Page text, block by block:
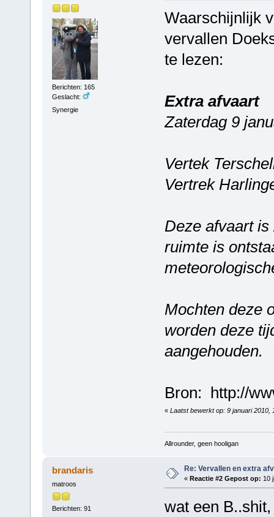
Berichten: 165
Geslacht:
Synergie
Waarschijnlijk
vervallen
te lezen:
Extra afvaart
Zaterdag 9
Vertek
Vertrek
Deze afvaart
ruimte is
Mochten deze
worden deze
aangehouden.
Bron: http://
« Laatst bewerkt op: 9 januari 2010,
Allrounder, geen hooligan
brandaris
matroos
Berichten: 91
Re: Vervallen en extra
« Reactie #2 Gepost op: 10
wat een